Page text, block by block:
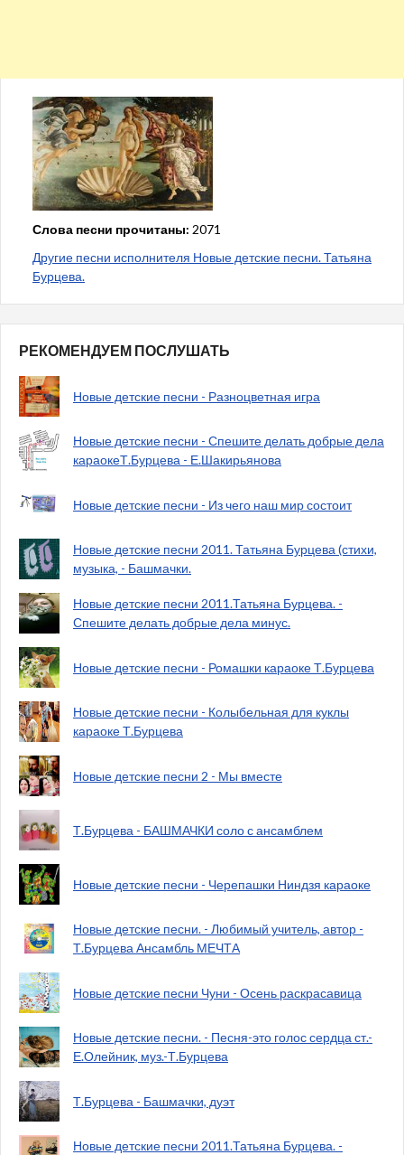
Слова песни прочитаны: 2071
Другие песни исполнителя Новые детские песни. Татьяна
Бурцева.
РЕКОМЕНДУЕМ ПОСЛУШАТЬ
Новые детские песни - Разноцветная игра
Новые детские песни - Спешите делать добрые дела
караокеТ.Бурцева - Е.Шакирьянова
Новые детские песни - Из чего наш мир состоит
Новые детские песни 2011. Татьяна Бурцева (стихи,
музыка, - Башмачки.
Новые детские песни 2011.Татьяна Бурцева. -
Спешите делать добрые дела минус.
Новые детские песни - Ромашки караоке Т.Бурцева
Новые детские песни - Колыбельная для куклы
караоке Т.Бурцева
Новые детские песни 2 - Мы вместе
Т.Бурцева - БАШМАЧКИ соло с ансамблем
Новые детские песни - Черепашки Ниндзя караоке
Новые детские песни. - Любимый учитель, автор -
Т.Бурцева Ансамбль МЕЧТА
Новые детские песни Чуни - Осень раскрасавица
Новые детские песни. - Песня-это голос сердца ст.-
Е.Олейник, муз.-Т.Бурцева
Т.Бурцева - Башмачки, дуэт
Новые детские песни 2011.Татьяна Бурцева. -